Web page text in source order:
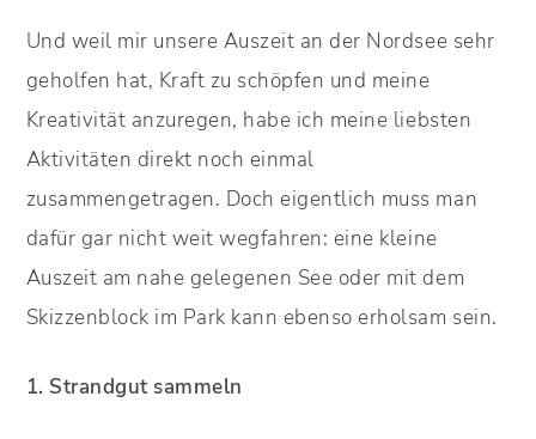
Und weil mir unsere Auszeit an der Nordsee sehr
geholfen hat, Kraft zu schöpfen und meine
Kreativität anzuregen, habe ich meine liebsten
Aktivitäten direkt noch einmal
zusammengetragen. Doch eigentlich muss man
dafür gar nicht weit wegfahren: eine kleine
Auszeit am nahe gelegenen See oder mit dem
Skizzenblock im Park kann ebenso erholsam sein.
1. Strandgut sammeln